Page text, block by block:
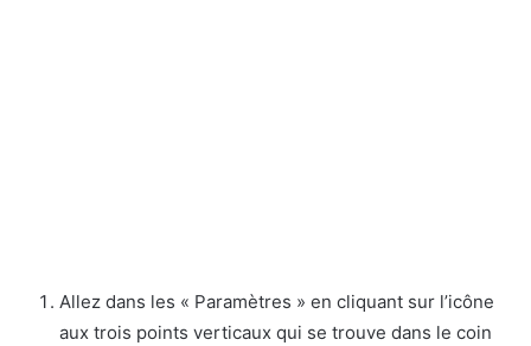
Allez dans les « Paramètres » en cliquant sur l’icône
aux trois points verticaux qui se trouve dans le coin